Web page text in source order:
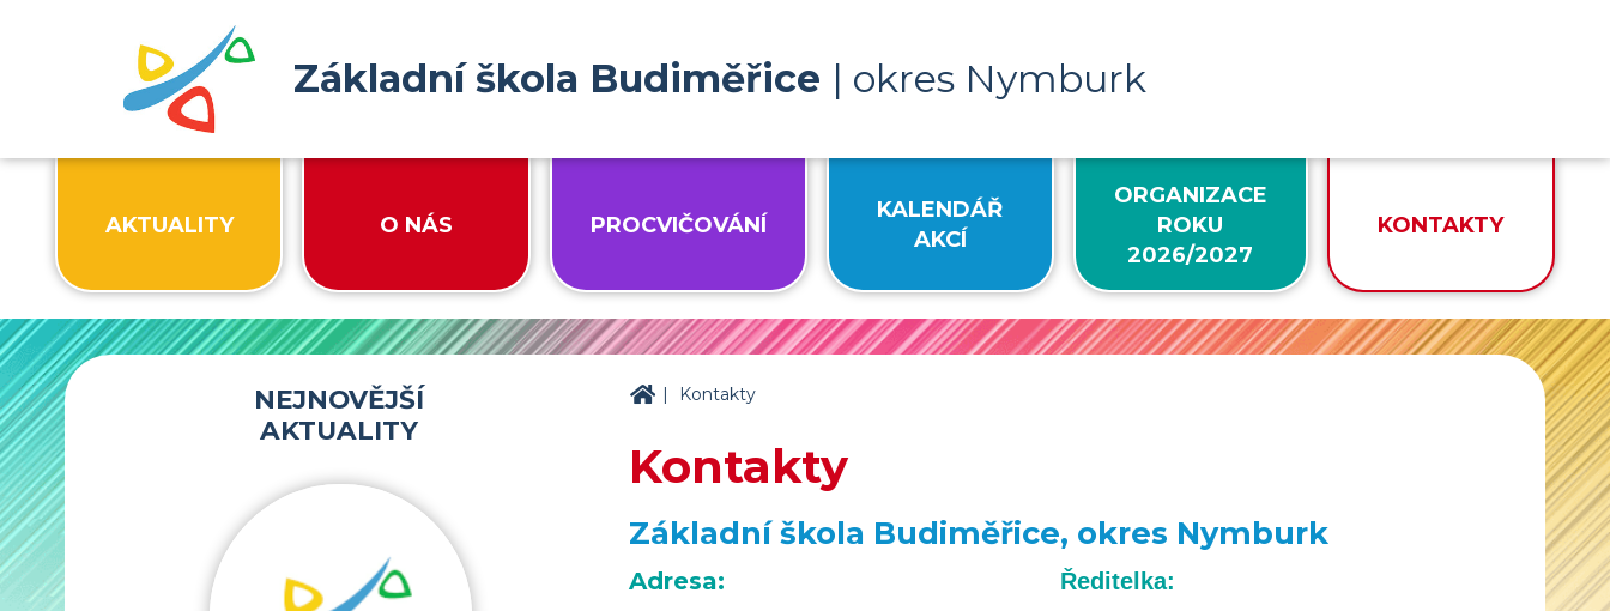
Základní škola Budiměřice | okres Nymburk
AKTUALITY O NÁS PROCVIČOVÁNÍ
KALENDÁŘ
AKCÍ
ORGANIZACE
ROKU
2026/2027
KONTAKTY
ZŠ Budiměřice
| Kontakty
Kontakty
Základní škola Budiměřice, okres Nymburk
Adresa: Ředitelka:
NEJNOVĚJŠÍ
AKTUALITY